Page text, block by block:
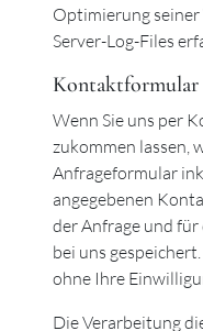
Optimierung
Server-Log-Files
Kontaktformular
Wenn Sie uns per
zukommen lassen,
Anfrageformular
angegebenen
der Anfrage und
bei uns
ohne Ihre
Die Verarbeitung